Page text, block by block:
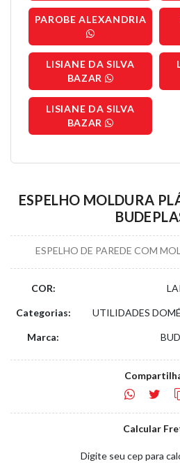
PAROBE ALEXANDRIA
LISIANE DA SILVA
BAZAR
LISIANE DA SILVA
BAZAR
ESPELHO MOLDURA
ESPELHO DE PAREDE COM
COR:
Categorias: UTILIDADES
Marca:
Calcular
Digite seu cep para